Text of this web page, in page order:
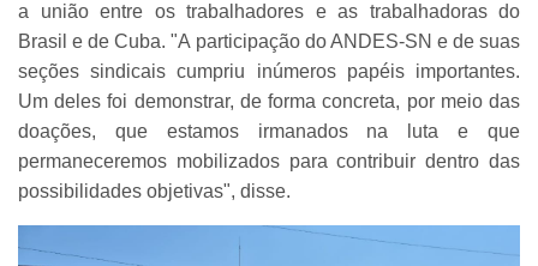
a união entre os trabalhadores e as trabalhadoras do
Brasil e de Cuba. "A participação do ANDES-SN e de suas
seções sindicais cumpriu inúmeros papéis importantes.
Um deles foi demonstrar, de forma concreta, por meio das
doações, que estamos irmanados na luta e que
permaneceremos mobilizados para contribuir dentro das
possibilidades objetivas", disse.